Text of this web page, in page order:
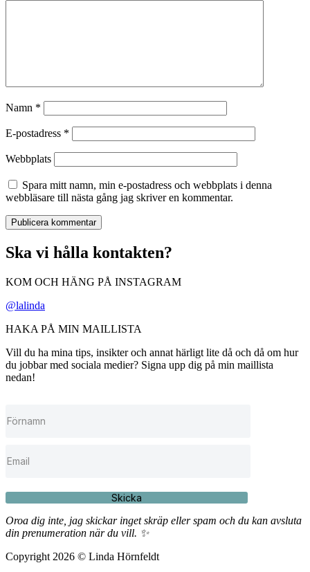
Namn *
E-postadress *
Webbplats
Spara mitt namn, min e-postadress och webbplats i denna
webbläsare till nästa gång jag skriver en kommentar.
Ska vi hålla kontakten?
KOM OCH HÄNG PÅ INSTAGRAM
@lalinda
HAKA PÅ MIN MAILLISTA
Vill du ha mina tips, insikter och annat härligt lite då och då om hur
du jobbar med sociala medier? Signa upp dig på min maillista
nedan!
Skicka
Oroa dig inte, jag skickar inget skräp eller spam och du kan avsluta
din prenumeration när du vill. ✨
Copyright 2026 © Linda Hörnfeldt